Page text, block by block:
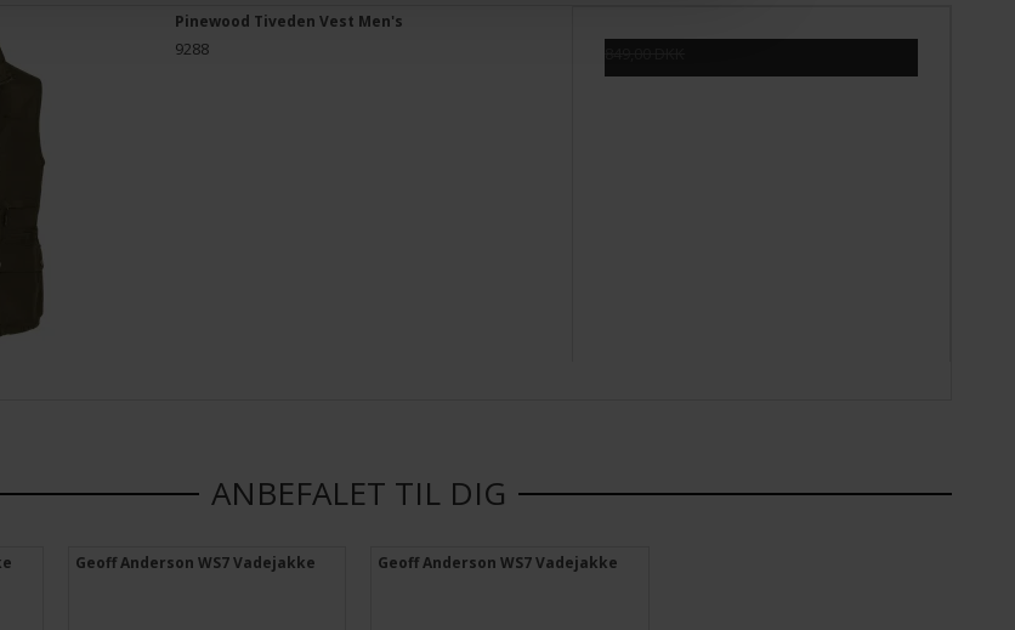
Pinewood Tiveden Vest Men's
9288
ANBEFALET TIL DIG
Geoff Anderson WS7 Vadejakke Geoff Anderson WS7 Vadejakke